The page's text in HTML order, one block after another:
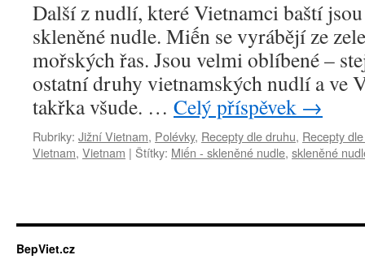
Další z nudlí, které Vietnamci baští
skleněné nudle. Miến se vyrábějí ze
mořských řas. Jsou velmi oblíbené –
ostatní druhy vietnamských nudlí a ve
takřka všude. … Celý příspěvek →
Rubriky: Jižní Vietnam, Polévky, Recepty dle druhu, Recepty
Vietnam, Vietnam | Štítky: Miến - skleněné nudle, skleněné
BepViet.cz